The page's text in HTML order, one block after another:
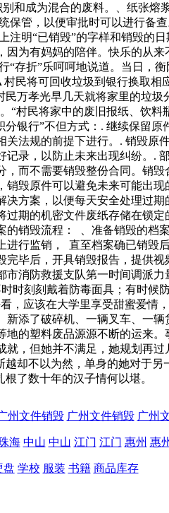
和成为混合的废料。、纸张熔
管，以便审批时可以进行备
明“已销毁”的字样和销毁的
为有妈妈的陪伴。快乐的从
存折”乐呵呵地说道。当日，
民将可回收垃圾到银行换取相
万孝光早几天就将家里的垃圾
“村民将家中的废旧报纸、饮
银行”不但方式：. 继续保留
法规的前提下进行。. 销毁原
录，以防止未来出现纠纷。.
而不需要销毁整份合同。销
毁原件可以避免未来可能出
方案，以便每天安全处理过
期的机密文件废纸存储在锁
销毁流程： 、准备销毁的档
行监销， 直至档案确已销毁
毕后，开具销毁报告，提供
消防救援支队第一时间调派
时刻刻戴着防毒面具；有时候
应该在大学里享受甜蜜爱情
添了破碎机、一辆叉车、一辆
的塑料废品源源不断的运来
，但她并不满足，她规划再
却不以为然，单身的她对于
了数十年的汉子情何以堪。
州文件销毁 广州文件销毁 广州
海 中山 中山 江门 江门 惠州 惠
盘 学校 服装 书籍 商品库存